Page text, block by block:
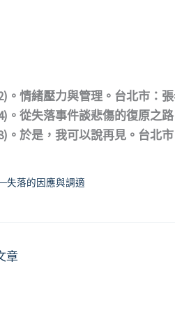
。情緒壓力與管理。台北市：
。從失落事件談悲傷的復原之路
。於是，我可以說再見。台北
失落的因應與調適
章